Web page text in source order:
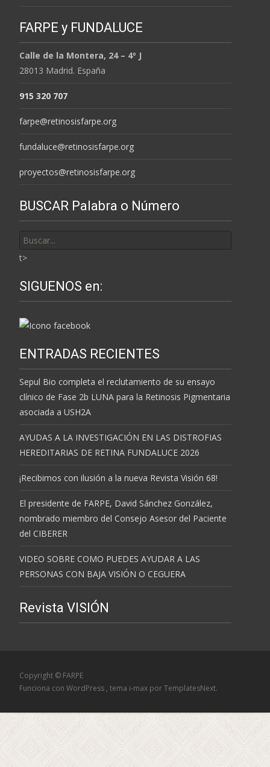
FARPE y FUNDALUCE
Calle de la Montera, 24 – 4º J
28013 Madrid. España
915 320 707
farpe@retinosisfarpe.org
fundaluce@retinosisfarpe.org
proyectos@retinosisfarpe.org
BUSCAR Palabra o Número
por:
t>
SIGUENOS en:
ENTRADAS RECIENTES
Sepul Bio completa el reclutamiento de su ensayo
clínico de Fase 2b LUNA para la Retinosis Pigmentaria
asociada a USH2A
AYUDAS A LA INVESTIGACIÓN EN LAS DISTROFIAS
HEREDITARIAS DE RETINA FUNDALUCE 2026
¡Recibimos con ilusión a la nueva Revista Visión 68!
El presidente de FARPE, David Sánchez González,
nombrado miembro del Consejo Asesor del Paciente
del CIBERER
VIDEO SOBRE COMO PUEDES AYUDAR A LAS
PERSONAS CON BAJA VISIÓN O CEGUERA
Revista VISIÓN
Copyright © FARPE
Funciona con WordPress , tema i-max por TemplatesNext.